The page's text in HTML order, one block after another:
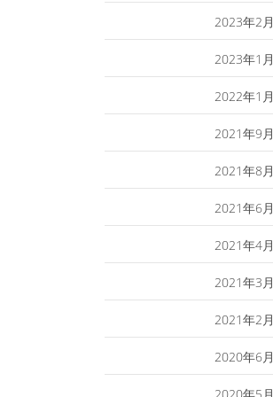
2023年2月
2023年1月
2022年1月
2021年9月
2021年8月
2021年6月
2021年4月
2021年3月
2021年2月
2020年6月
2020年5月